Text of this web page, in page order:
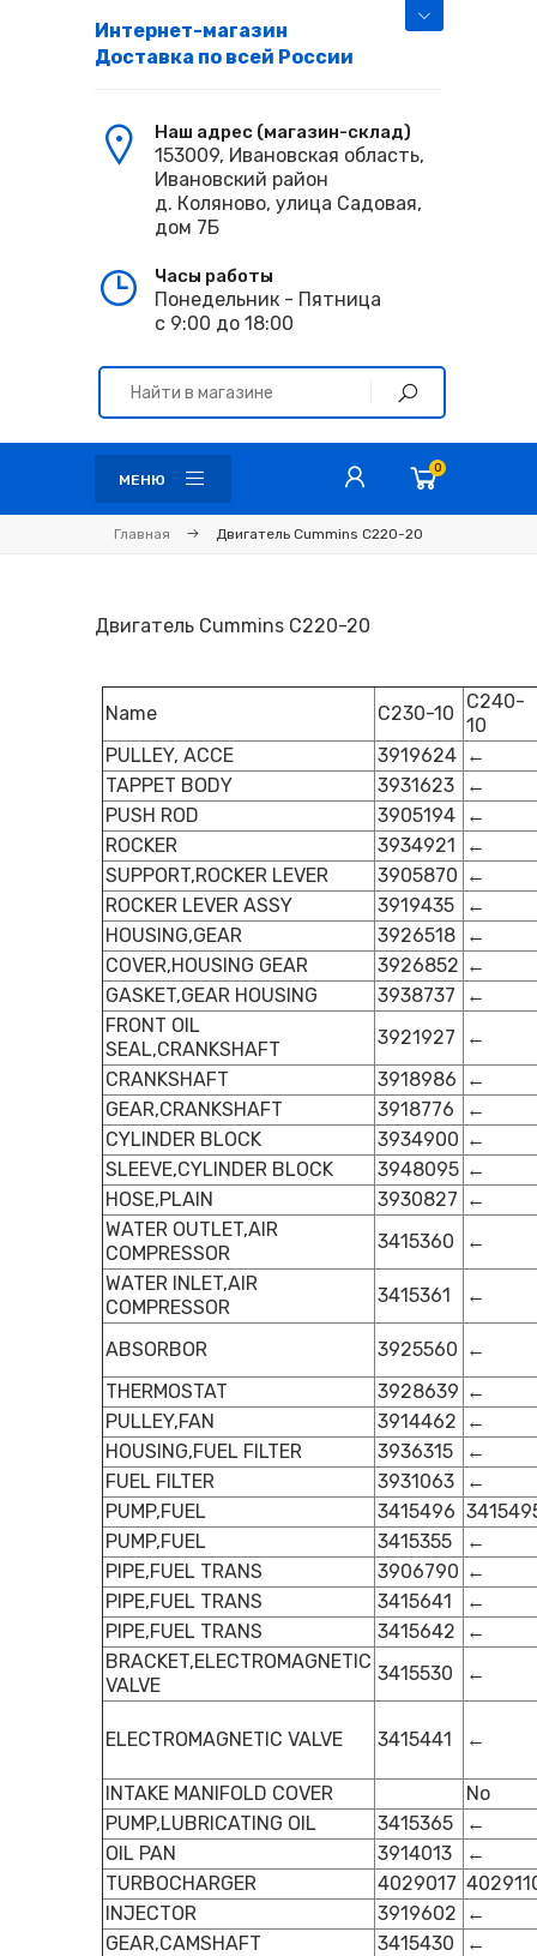
Интернет-магазин
Доставка по всей России
Наш адрес (магазин-склад)
153009, Ивановская область,
Ивановский район
д. Коляново, улица Садовая,
дом 7Б
Часы работы
Понедельник - Пятница
с 9:00 до 18:00
МЕНЮ
0
Главная Двигатель Cummins C220-20
Двигатель Cummins C220-20
Name C230-10
C240-
10
PULLEY, ACCE
3919624 ←
TAPPET BODY
3931623
←
PUSH ROD
3905194
←
ROCKER
3934921
←
SUPPORT,ROCKER LEVER
3905870 ←
ROCKER LEVER ASSY
3919435
←
HOUSING,GEAR
3926518
←
COVER,HOUSING GEAR
3926852 ←
GASKET,GEAR HOUSING
3938737
←
FRONT OIL
SEAL,CRANKSHAFT
3921927
←
CRANKSHAFT
3918986
←
GEAR,CRANKSHAFT
3918776
←
CYLINDER BLOCK
3934900 ←
SLEEVE,CYLINDER BLOCK
3948095 ←
HOSE,PLAIN
3930827 ←
WATER OUTLET,AIR
COMPRESSOR
3415360
←
WATER INLET,AIR
COMPRESSOR
3415361 ←
ABSORBOR 3925560 ←
THERMOSTAT
3928639 ←
PULLEY,FAN
3914462
←
HOUSING,FUEL FILTER
3936315
←
FUEL FILTER
3931063
←
PUMP,FUEL
3415496
PUMP,FUEL
3415355
←
PIPE,FUEL TRANS
3906790 ←
PIPE,FUEL TRANS
3415641
←
PIPE,FUEL TRANS
3415642
←
BRACKET,ELECTROMAGNETIC
VALVE
3415530 ←
ELECTROMAGNETIC VALVE 3415441 ←
INTAKE MANIFOLD COVER
No
PUMP,LUBRICATING OIL
3415365
←
OIL PAN
3914013
←
TURBOCHARGER
4029017
INJECTOR
3919602
←
GEAR,CAMSHAFT
3415430
←